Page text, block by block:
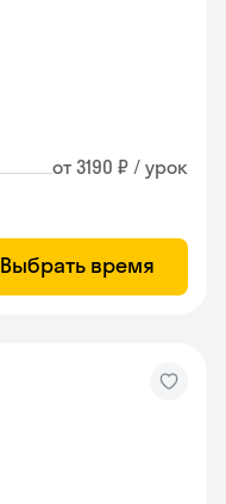
от 3190 ₽ / урок
Выбрать время